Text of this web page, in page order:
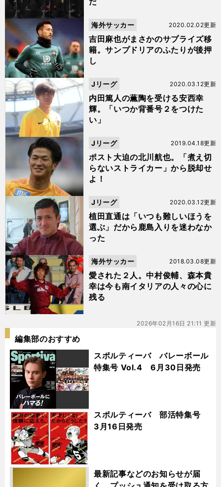
吉田麻也がまさかのサプライズ移
籍。サンプドリアのふたりが後押
し
2020.02.02更新
海外サッカー
内田篤人の薫陶を受ける安西幸
輝。「いつか背番号２をつけた
い」
2020.03.12更新
Jリーグ
ポスト大迫の北川航也。「煮え切
らないストライカー」から脱却せ
よ！
2019.04.18更新
Jリーグ
植田直通は「いつも難しいほうを
選ぶ」だから鹿島入りを迷わなか
った
2020.03.12更新
Jリーグ
愛された２人。中村俊輔、森本貴
幸は今も南イタリアの人々の心に
残る
2018.03.08更新
海外サッカー
2026年02月16日 21:11 更新
編集部のおすすめ
スポルティーバ バレーボール
特集号 Vol.4 6月30日発売
スポルティーバ 部活特集号
3月16日発売
最新記事などのお知らせが届